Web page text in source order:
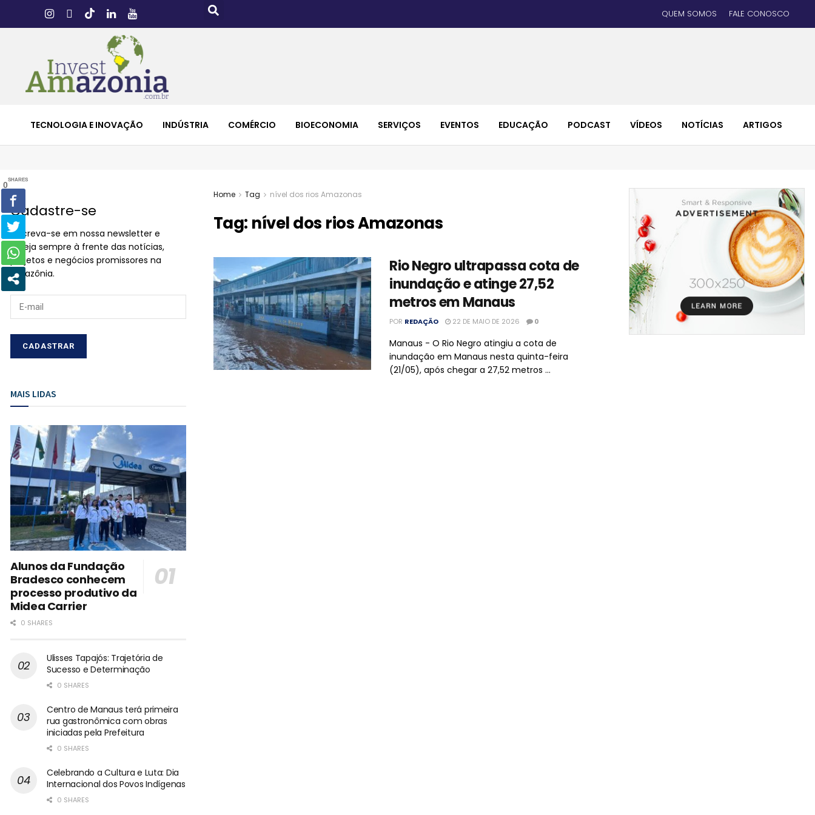
QUEM SOMOS FALE CONOSCO
TECNOLOGIA E INOVAÇÃO INDÚSTRIA COMÉRCIO BIOECONOMIA SERVIÇOS EVENTOS EDUCAÇÃO PODCAST VÍDEOS NOTÍCIAS ARTIGOS
Home Tag nível dos rios Amazonas
Tag: nível dos rios Amazonas
Rio Negro ultrapassa cota de
inundação e atinge 27,52
metros em Manaus
POR REDAÇÃO 22 DE MAIO DE 2026 0
Manaus - O Rio Negro atingiu a cota de
inundação em Manaus nesta quinta-feira
(21/05), após chegar a 27,52 metros ...
Cadastre-se
Inscreva-se em nossa newsletter e
esteja sempre à frente das notícias,
projetos e negócios promissores na
Amazônia.
MAIS LIDAS
Alunos da Fundação
Bradesco conhecem
processo produtivo da
Midea Carrier
0 SHARES
Ulisses Tapajós: Trajetória de
Sucesso e Determinação
0 SHARES
Centro de Manaus terá primeira
rua gastronômica com obras
iniciadas pela Prefeitura
0 SHARES
Celebrando a Cultura e Luta: Dia
Internacional dos Povos Indígenas
0 SHARES
0
SHARES